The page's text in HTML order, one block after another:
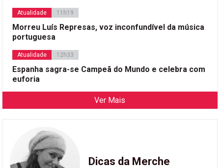
Atualidade 11h19
Morreu Luís Represas, voz inconfundível da música
portuguesa
Atualidade 12h33
Espanha sagra-se Campeã do Mundo e celebra com
euforia
Ver Mais
Dicas da Merche